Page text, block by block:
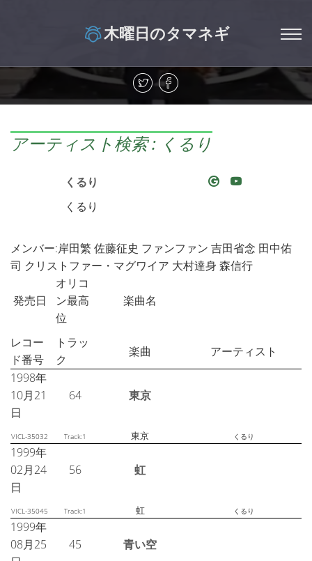
木曜日のタマネギ
アーティスト検索 : くるり
くるり
くるり
メンバー:岸田繁 佐藤征史 ファンファン 吉田省念 田中佑
司 クリストファー・マグワイア 大村達身 森信行
発売日
オリコ
ン最高
位
楽曲名
レコー
ド番号
トラッ
ク
楽曲
アーティスト
1998年
10月21
日
64 東京
VICL-35032 Track:1 東京 くるり
1999年
02月24
日
56 虹
VICL-35045 Track:1 虹 くるり
1999年
08月25
45 青い空